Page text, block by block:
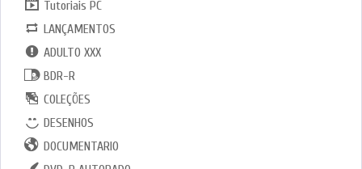
Tutoriais PC
LANÇAMENTOS
ADULTO XXX
BDR-R
COLEÇÕES
DESENHOS
DOCUMENTARIO